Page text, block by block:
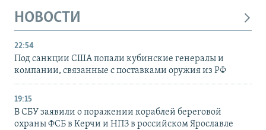
НОВОСТИ
22:54
Под санкции США попали кубинские генералы и
компании, связанные с поставками оружия из РФ
19:15
В СБУ заявили о поражении кораблей береговой
охраны ФСБ в Керчи и НПЗ в российском Ярославле